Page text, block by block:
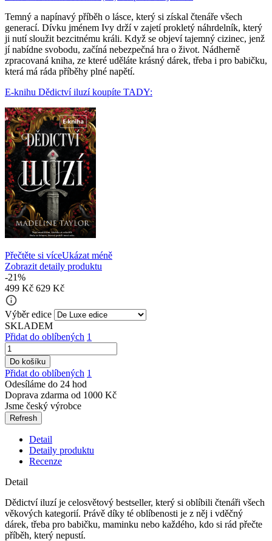
Temný a napínavý příběh o lásce, který si získal čtenáře všech
generací. Dívku jménem Ivy drží v zajetí prokletý náhrdelník, který
ji nutí sloužit bezcitnému králi. Když se objeví tajemný cizinec, jenž
jí nabídne svobodu, začíná nebezpečná hra o život. Nádherně
zpracovaná kniha, ze které uděláte krásný dárek, třeba i pro babičku,
která má ráda příběhy plné napětí.
E-knihu Dědictví iluzí koupíte TADY:
Přečtěte si víceUkázat méně
Zobrazit detaily produktu
-21%
499 Kč 629 Kč
info_outline
Výběr edice
SKLADEM
Přidat do oblíbených 1
Do košíku
Přidat do oblíbených 1
Odesíláme do 24 hod
Doprava zdarma od 1000 Kč
Jsme český výrobce
Detail
Detaily produktu
Recenze
Detail
Dědictví iluzí je celosvětový bestseller, který si oblíbili čtenáři všech
věkových kategorií. Právě díky té oblíbenosti je z něj i vděčný
dárek, třeba pro babičku, maminku nebo každého, kdo si rád přečte
příběh, který nepustí.